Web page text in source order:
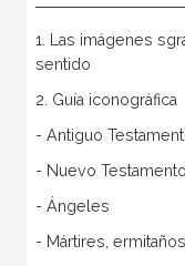
1. Las imágenes
sentido
2. Guía iconográfica
- Antiguo
- Nuevo Testamento
- Ángeles
- Mártires,